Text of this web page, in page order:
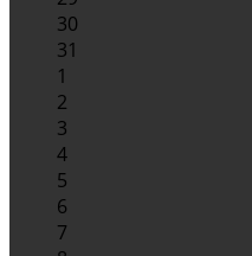
30
31
1
2
3
4
5
6
7